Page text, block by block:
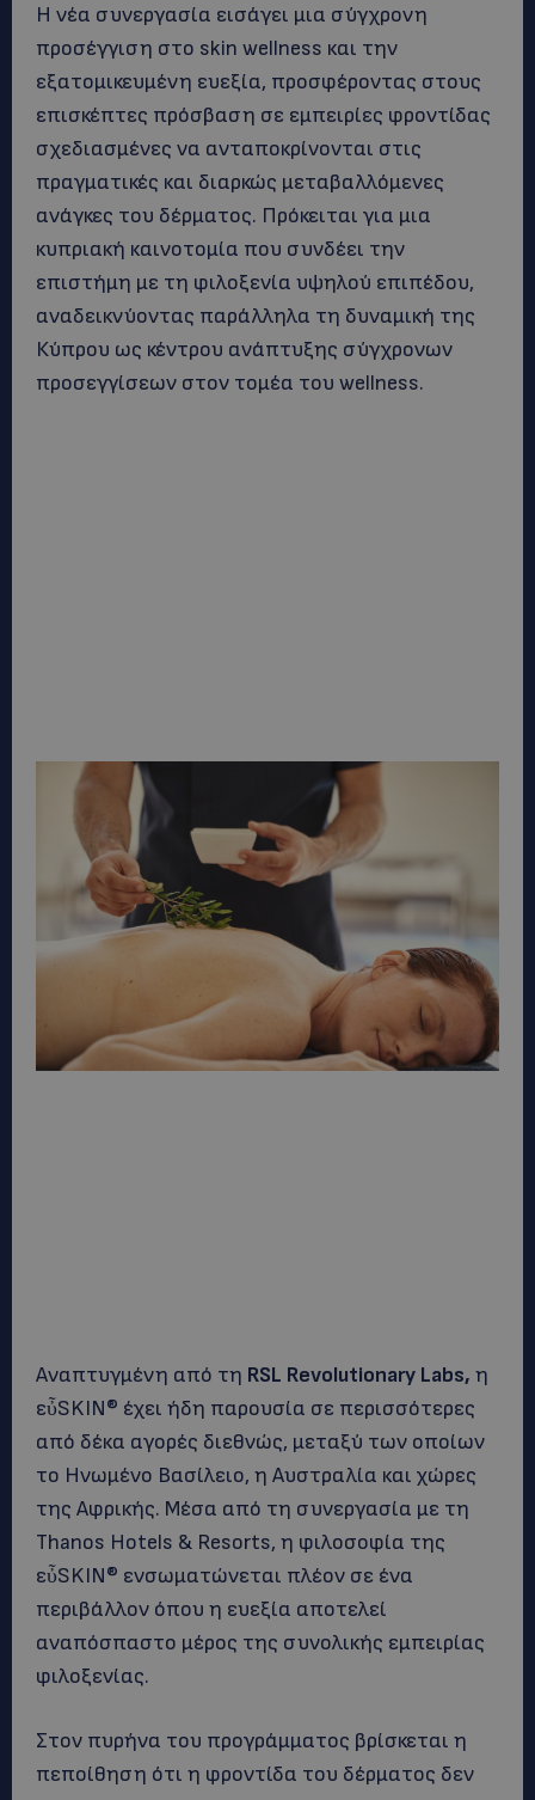
Η νέα συνεργασία εισάγει μια σύγχρονη
προσέγγιση στο skin wellness και την
εξατομικευμένη ευεξία, προσφέροντας στους
επισκέπτες πρόσβαση σε εμπειρίες φροντίδας
σχεδιασμένες να ανταποκρίνονται στις
πραγματικές και διαρκώς μεταβαλλόμενες
ανάγκες του δέρματος. Πρόκειται για μια
κυπριακή καινοτομία που συνδέει την
επιστήμη με τη φιλοξενία υψηλού επιπέδου,
αναδεικνύοντας παράλληλα τη δυναμική της
Κύπρου ως κέντρου ανάπτυξης σύγχρονων
προσεγγίσεων στον τομέα του wellness.
Αναπτυγμένη από τη RSL Revolutionary Labs, η
εὖSKIN® έχει ήδη παρουσία σε περισσότερες
από δέκα αγορές διεθνώς, μεταξύ των οποίων
το Ηνωμένο Βασίλειο, η Αυστραλία και χώρες
της Αφρικής. Μέσα από τη συνεργασία με τη
Thanos Hotels & Resorts, η φιλοσοφία της
εὖSKIN® ενσωματώνεται πλέον σε ένα
περιβάλλον όπου η ευεξία αποτελεί
αναπόσπαστο μέρος της συνολικής εμπειρίας
φιλοξενίας.
Στον πυρήνα του προγράμματος βρίσκεται η
πεποίθηση ότι η φροντίδα του δέρματος δεν